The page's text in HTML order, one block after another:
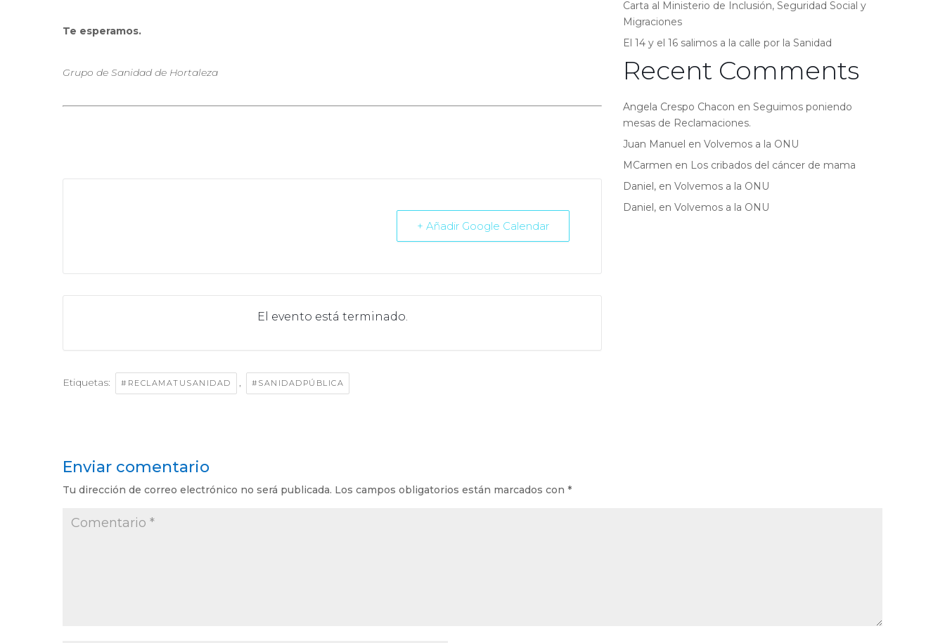
Te esperamos.
Grupo de Sanidad de Hortaleza
+ Añadir Google Calendar
El evento está terminado.
Etiquetas: #RECLAMATUSANIDAD , #SANIDADPÚBLICA
Carta al Ministerio de Inclusión, Seguridad Social y
Migraciones
El 14 y el 16 salimos a la calle por la Sanidad
Recent Comments
Angela Crespo Chacon enSeguimos poniendo
mesas de Reclamaciones.
Juan Manuel enVolvemos a la ONU
MCarmen en Los cribados del cáncer de mama
Daniel, enVolvemos a la ONU
Daniel, enVolvemos a la ONU
Enviar comentario
Tu dirección de correo electrónico no será publicada. Los campos obligatorios están marcados con *